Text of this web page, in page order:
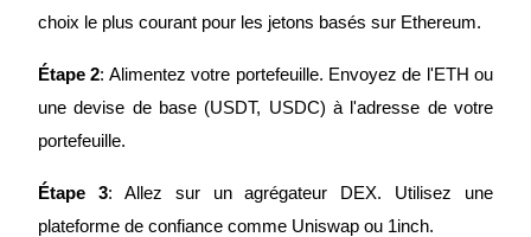
Service d'emprunt adossé à des cryptomonnaies
choix le plus courant pour les jetons basés sur Ethereum.
Étape 2: Alimentez votre portefeuille. Envoyez de l'ETH ou
une devise de base (USDT, USDC) à l'adresse de votre
portefeuille.
Étape 3: Allez sur un agrégateur DEX. Utilisez une
plateforme de confiance comme Uniswap ou 1inch.